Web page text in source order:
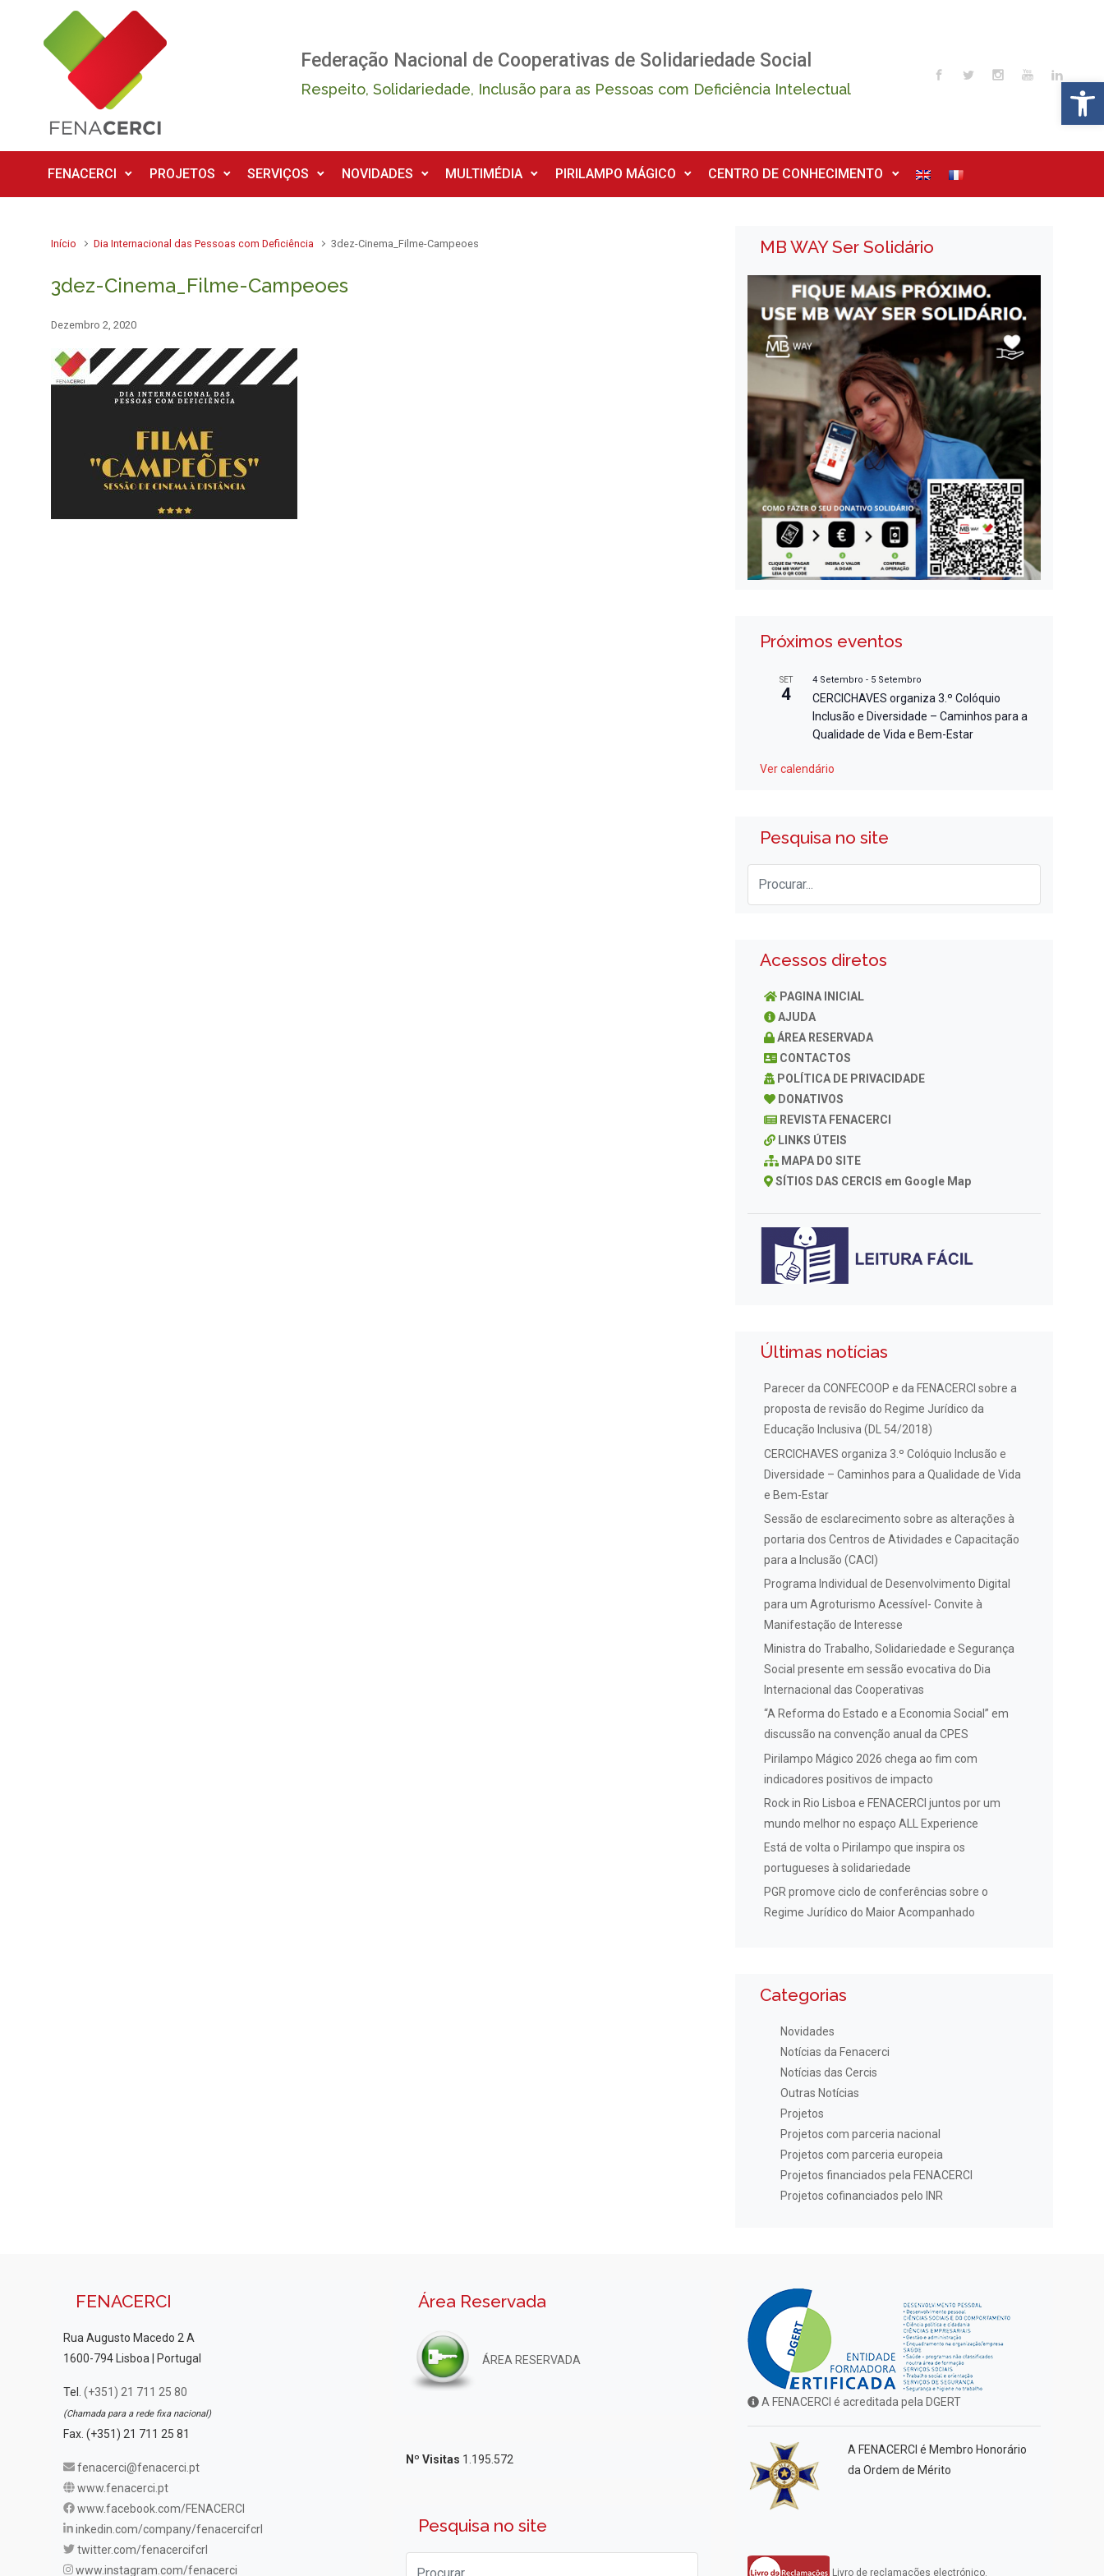
Skip to main content
Federação Nacional de Cooperativas de Solidariedade Social
Respeito, Solidariedade, Inclusão para as Pessoas com Deficiência Intelectual
FENACERCI PROJETOS SERVIÇOS NOVIDADES MULTIMÉDIA PIRILAMPO MÁGICO CENTRO DE CONHECIMENTO
Início Dia Internacional das Pessoas com Deficiência 3dez-Cinema_Filme-Campeoes
3dez-Cinema_Filme-Campeoes
Dezembro 2, 2020
MB WAY Ser Solidário
Próximos eventos
SET
4
4 Setembro - 5 Setembro
CERCICHAVES organiza 3.º Colóquio
Inclusão e Diversidade – Caminhos para a
Qualidade de Vida e Bem-Estar
Ver calendário
Pesquisa no site
Acessos diretos
PAGINA INICIAL
AJUDA
ÁREA RESERVADA
CONTACTOS
POLÍTICA DE PRIVACIDADE
DONATIVOS
REVISTA FENACERCI
LINKS ÚTEIS
MAPA DO SITE
SÍTIOS DAS CERCIS em Google Map
Últimas notícias
Parecer da CONFECOOP e da FENACERCI sobre a
proposta de revisão do Regime Jurídico da
Educação Inclusiva (DL 54/2018)
CERCICHAVES organiza 3.º Colóquio Inclusão e
Diversidade – Caminhos para a Qualidade de Vida
e Bem-Estar
Sessão de esclarecimento sobre as alterações à
portaria dos Centros de Atividades e Capacitação
para a Inclusão (CACI)
Programa Individual de Desenvolvimento Digital
para um Agroturismo Acessível- Convite à
Manifestação de Interesse
Ministra do Trabalho, Solidariedade e Segurança
Social presente em sessão evocativa do Dia
Internacional das Cooperativas
“A Reforma do Estado e a Economia Social” em
discussão na convenção anual da CPES
Pirilampo Mágico 2026 chega ao fim com
indicadores positivos de impacto
Rock in Rio Lisboa e FENACERCI juntos por um
mundo melhor no espaço ALL Experience
Está de volta o Pirilampo que inspira os
portugueses à solidariedade
PGR promove ciclo de conferências sobre o
Regime Jurídico do Maior Acompanhado
Categorias
Novidades
Notícias da Fenacerci
Notícias das Cercis
Outras Notícias
Projetos
Projetos com parceria nacional
Projetos com parceria europeia
Projetos financiados pela FENACERCI
Projetos cofinanciados pelo INR
FENACERCI
Rua Augusto Macedo 2 A
1600-794 Lisboa | Portugal
Tel. (+351) 21 711 25 80
(Chamada para a rede fixa nacional)
Fax. (+351) 21 711 25 81
fenacerci@fenacerci.pt
www.fenacerci.pt
www.facebook.com/FENACERCI
inkedin.com/company/fenacercifcrl
twitter.com/fenacercifcrl
www.instagram.com/fenacerci
Área Reservada
ÁREA RESERVADA
Nº Visitas 1.195.572
Pesquisa no site
A FENACERCI é acreditada pela DGERT
A FENACERCI é Membro Honorário
da Ordem de Mérito
Livro de reclamações electrónico.